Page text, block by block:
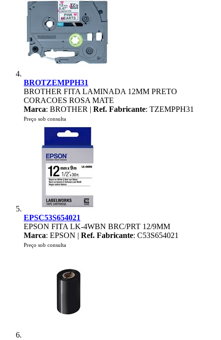
BROTZEMPPH31
BROTHER FITA LAMINADA 12MM PRETO
CORACOES ROSA MATE
Marca: BROTHER | Ref. Fabricante: TZEMPPH31
Preço sob consulta
EPSC53S654021
EPSON FITA LK-4WBN BRC/PRT 12/9MM
Marca: EPSON | Ref. Fabricante: C53S654021
Preço sob consulta